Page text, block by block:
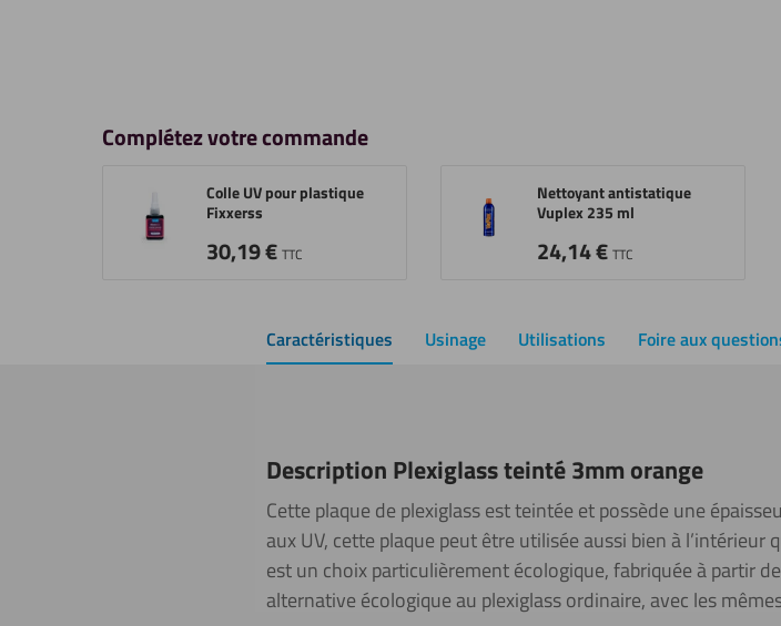
Complétez votre commande
Colle UV pour plastique
Fixxerss
30,19€ TTC
Nettoyant antistatique
Vuplex 235 ml
24,14€ TTC
Caractéristiques Usinage Utilisations Foire aux
Description Plexiglass teinté 3mm orange
Cette plaque de plexiglass est teintée et possède une
aux UV, cette plaque peut être utilisée aussi bien à l’intérieur
est un choix particulièrement écologique, fabriquée à partir
alternative écologique au plexiglass ordinaire, avec les